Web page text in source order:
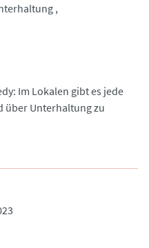
Im Lokalen gibt es jede
über Unterhaltung zu